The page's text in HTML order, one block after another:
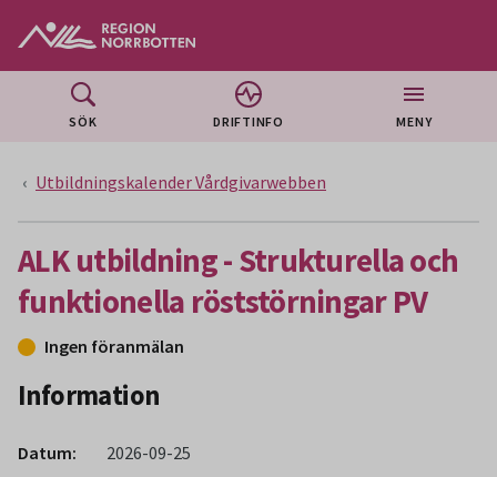
SÖK DRIFTINFO MENY
Utbildningskalender Vårdgivarwebben
ALK utbildning - Strukturella och
funktionella röststörningar PV
Ingen föranmälan
Information
Datum:
2026-09-25